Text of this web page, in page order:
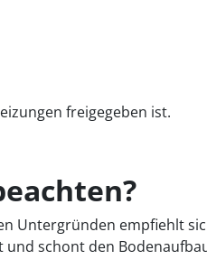
freigegeben ist.
Untergründen empfiehlt
schont den